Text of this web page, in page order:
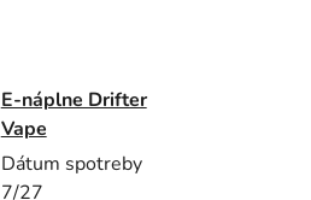
E-náplne Drifter
Vape
Dátum spotreby
7/27